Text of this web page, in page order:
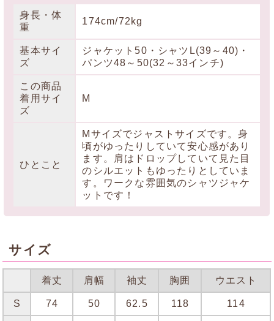
身長・体
重
174cm/72kg
基本サイ
ズ
ジャケット50・シャツL(39～40)・
パンツ48～50(32～33インチ)
この商品
着用サイ
ズ
M
ひとこと
Mサイズでジャストサイズです。身
頃がゆったりしていて安心感があり
ます。肩はドロップしていて見た目
のシルエットもゆったりとしていま
す。ワークな雰囲気のシャツジャケ
ットです！
サイズ
着丈 肩幅 袖丈 胸囲 ウエスト
S 74 50 62.5 118 114